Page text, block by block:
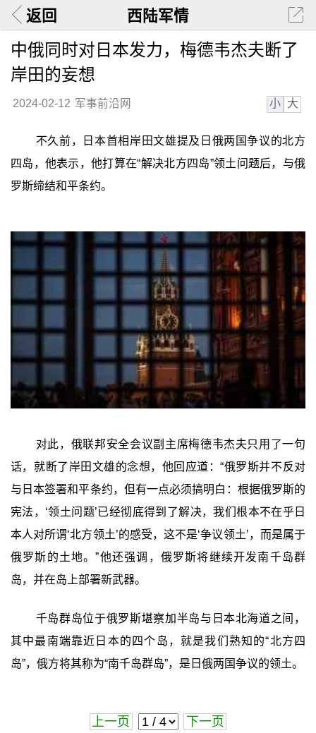
返回 西陆军情
中俄同时对日本发力，梅德韦杰夫断了
岸田的妄想
2024-02-12 军事前沿网 小 大
不久前，日本首相岸田文雄提及日俄两国争议的北方
四岛，他表示，他打算在“解决北方四岛”领土问题后，与俄
罗斯缔结和平条约。
对此，俄联邦安全会议副主席梅德韦杰夫只用了一句
话，就断了岸田文雄的念想，他回应道：“俄罗斯并不反对
与日本签署和平条约，但有一点必须搞明白：根据俄罗斯的
宪法，‘领土问题’已经彻底得到了解决，我们根本不在乎日
本人对所谓‘北方领土’的感受，这不是‘争议领土’，而是属于
俄罗斯的土地。”他还强调，俄罗斯将继续开发南千岛群
岛，并在岛上部署新武器。
千岛群岛位于俄罗斯堪察加半岛与日本北海道之间，
其中最南端靠近日本的四个岛，就是我们熟知的“北方四
岛”，俄方将其称为“南千岛群岛”，是日俄两国争议的领土。
上一页 下一页